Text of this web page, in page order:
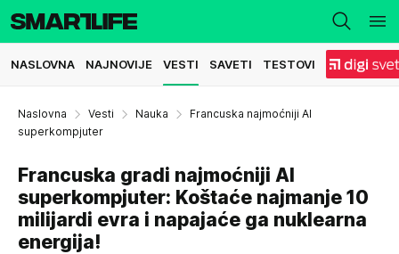
NASLOVNA NAJNOVIJE VESTI SAVETI TESTOVI
Naslovna Vesti Nauka
Francuska najmoćniji AI
superkompjuter
Francuska gradi najmoćniji AI
superkompjuter: Koštaće najmanje 10
milijardi evra i napajaće ga nuklearna
energija!